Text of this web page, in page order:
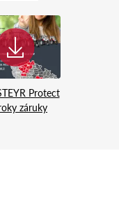
Protect
záruky